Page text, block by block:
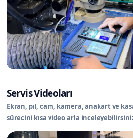
Servis Videoları
Ekran, pil, cam, kamera, anakart ve
sürecini kısa videolarla